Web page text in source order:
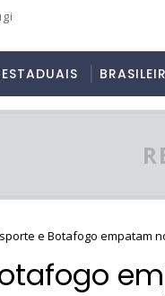
ESTADUAIS
e Botafogo empatam